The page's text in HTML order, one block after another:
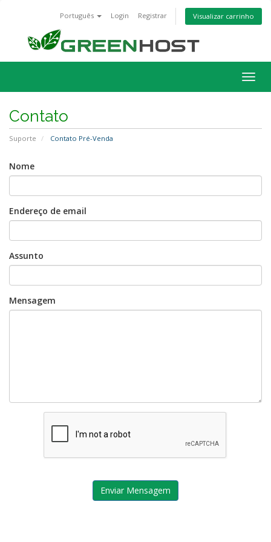
Português Login Registrar Visualizar carrinho
Contato
Suporte Contato Pré-Venda
Nome
Endereço de email
Assunto
Mensagem
Enviar Mensagem